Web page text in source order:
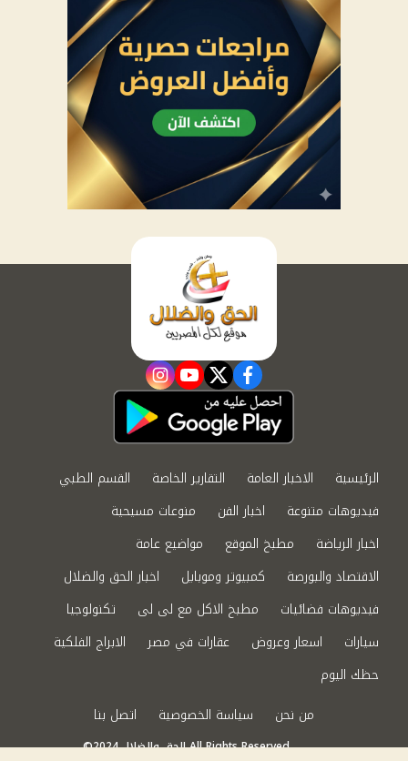
facebook
twitter
youtube
instagram
الرئيسية الاخبار العامة التقارير الخاصة
القسم الطبي
فيديوهات متنوعة
اخبار الفن
منوعات مسيحية
اخبار الرياضة
مطبخ الموقع
مواضيع عامة
الاقتصاد والبورصة
كمبيوتر وموبايل
اخبار الحق والضلال
فيديوهات فضائيات
مطبخ الاكل مع لى لى
تكنولوجيا
سيارات
اسعار وعروض عقارات في مصر
الابراج الفلكية
حظك اليوم
من نحن
سياسة الخصوصية اتصل بنا
©2024 الحق والضلال All Rights Reserved.